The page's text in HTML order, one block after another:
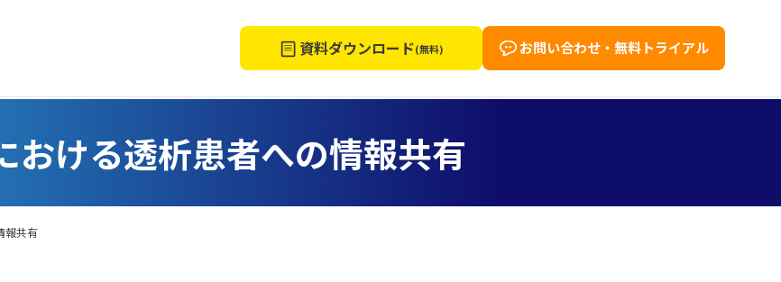
資料ダウンロード(無料) お問い合わせ・無料トライアル
おける透析患者への情報共有
報共有